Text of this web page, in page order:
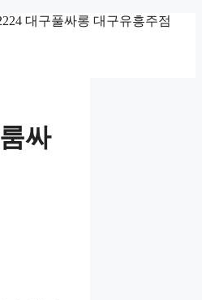
대구풀싸롱 대구유흥주점
싸